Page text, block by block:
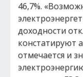
46,7%.
доходности
констатируют
отмечается и